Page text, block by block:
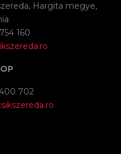
Hargita megye,
160
702